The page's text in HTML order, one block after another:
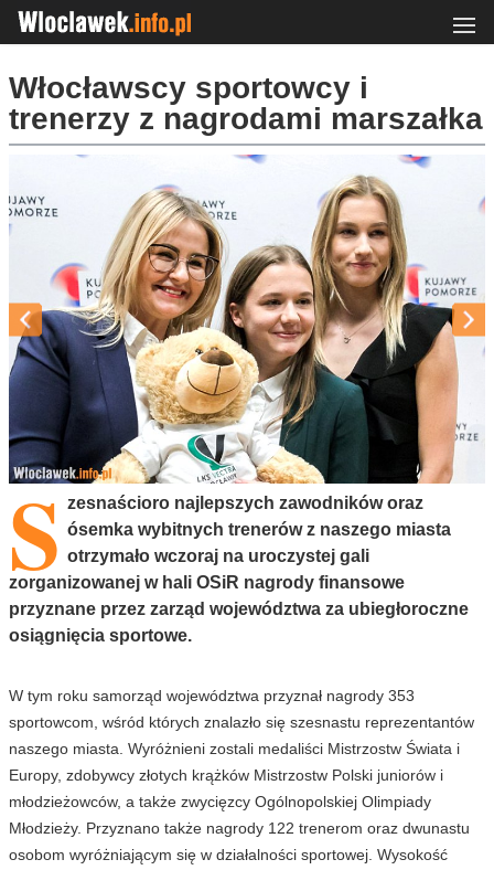
Włocławscy sportowcy i
trenerzy z nagrodami marszałka
S zesnaścioro najlepszych zawodników oraz
ósemka wybitnych trenerów z naszego miasta
otrzymało wczoraj na uroczystej gali
zorganizowanej w hali OSiR nagrody finansowe
przyznane przez zarząd województwa za ubiegłoroczne
osiągnięcia sportowe.
W tym roku samorząd województwa przyznał nagrody 353
sportowcom, wśród których znalazło się szesnastu reprezentantów
naszego miasta. Wyróżnieni zostali medaliści Mistrzostw Świata i
Europy, zdobywcy złotych krążków Mistrzostw Polski juniorów i
młodzieżowców, a także zwycięzcy Ogólnopolskiej Olimpiady
Młodzieży. Przyznano także nagrody 122 trenerom oraz dwunastu
osobom wyróżniającym się w działalności sportowej. Wysokość